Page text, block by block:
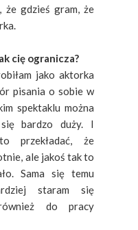
że gdzieś gram, że
cię ogranicza?
jako aktorka
pisania o sobie w
spektaklu można
bardzo duży. I
przekładać, że
ale jakoś tak to
Sama się temu
staram się
do pracy